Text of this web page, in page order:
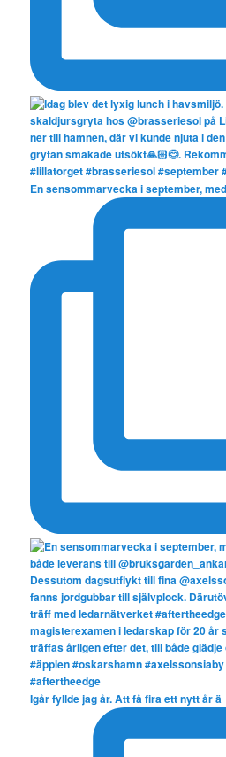
En sensommarvecka i september,
Igår fyllde jag år. Att få fira ett nytt år ä